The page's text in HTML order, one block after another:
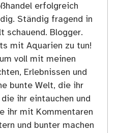
erfolgreich
Ständig fragend in
schauend. Blogger.
mit Aquarien zu tun!
voll mit meinen
Erlebnissen und
bunte Welt, die ihr
ihr eintauchen und
ihr mit Kommentaren
und bunter machen